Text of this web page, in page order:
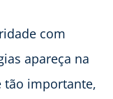
com
apareça na
tão importante,